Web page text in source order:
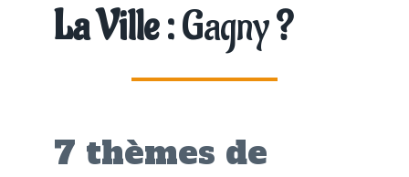
La Ville :Gagny?
7 thèmes de